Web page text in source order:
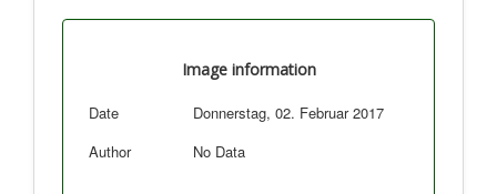
Image information
Date
Donnerstag, 02. Februar 2017
Author
No Data